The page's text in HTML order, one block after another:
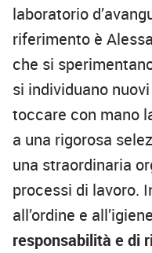
laboratorio
riferimento è
che si
si individuano
toccare con mano
a una rigorosa
una straordinaria
processi di lavoro.
all’ordine e
responsabilità e di